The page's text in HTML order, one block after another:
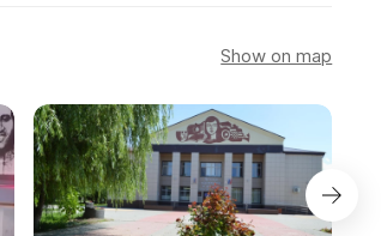
Show on map